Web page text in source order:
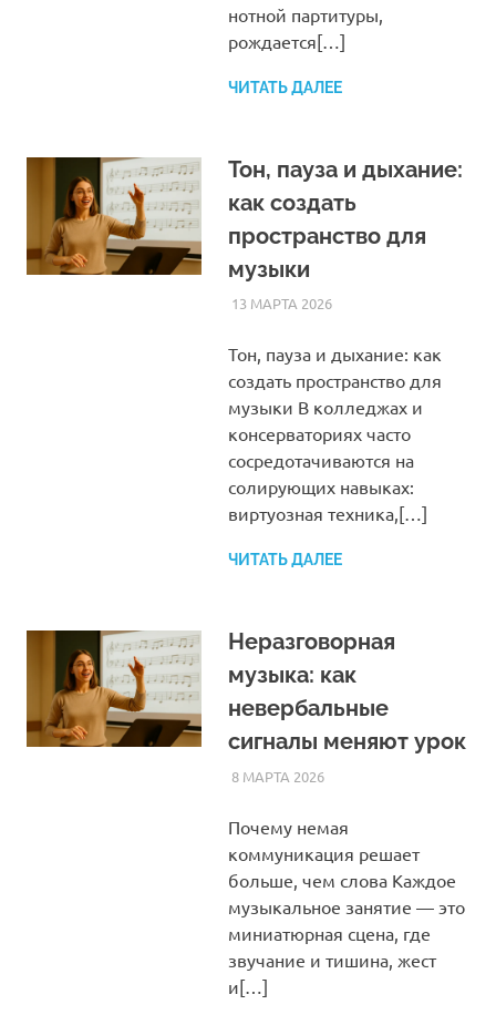
нотной партитуры,
рождается[…]
ЧИТАТЬ ДАЛЕЕ
Тон, пауза и дыхание:
как создать
пространство для
музыки
13 МАРТА 2026SOMEPK
СТАТЬИ
Тон, пауза и дыхание: как
создать пространство для
музыки В колледжах и
консерваториях часто
сосредотачиваются на
солирующих навыках:
виртуозная техника,[…]
ЧИТАТЬ ДАЛЕЕ
Неразговорная
музыка: как
невербальные
сигналы меняют урок
8 МАРТА 2026SOMEPK
СТАТЬИ
Почему немая
коммуникация решает
больше, чем слова Каждое
музыкальное занятие — это
миниатюрная сцена, где
звучание и тишина, жест
и[…]